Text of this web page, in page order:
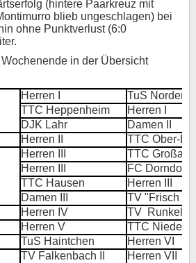
(hintere Paarkreuz mit
blieb ungeschlagen) bei
ohne Punktverlust (6:0
in der Übersicht
Herren I
TuS
TTC Heppenheim
Herren I
DJK Lahr
Damen II
Herren II
TTC Ober-
Herren III
TTC
Herren III
FC Dorndorf
TTC Hausen
Herren III
Damen III
TV "Frisch
Herren IV
TV Runkel
Herren V
TTC
TuS Haintchen
Herren VI
TV Falkenbach II
Herren VII